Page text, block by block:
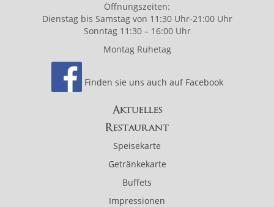
Öffnungszeiten:
Dienstag bis Samstag von 11:30 Uhr-21:00 Uhr
Sonntag 11:30 – 16:00 Uhr
Montag Ruhetag
Finden sie uns auch auf Facebook
Aktuelles
Restaurant
Speisekarte
Getränkekarte
Buffets
Impressionen